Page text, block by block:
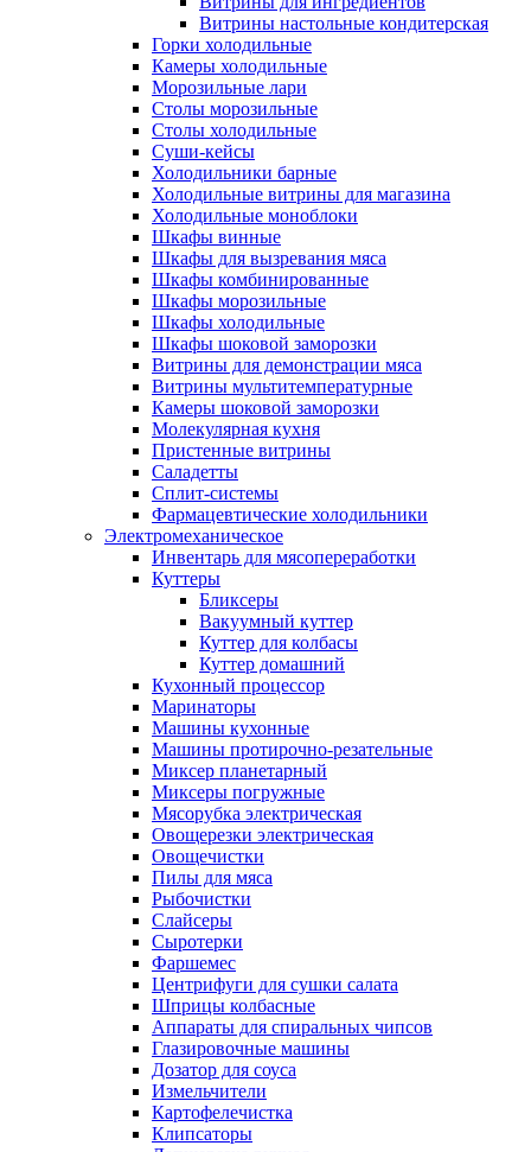
Витрины настольные кондитерская
Горки холодильные
Камеры холодильные
Морозильные лари
Столы морозильные
Столы холодильные
Суши-кейсы
Холодильники барные
Холодильные витрины для магазина
Холодильные моноблоки
Шкафы винные
Шкафы для вызревания мяса
Шкафы комбинированные
Шкафы морозильные
Шкафы холодильные
Шкафы шоковой заморозки
Витрины для демонстрации мяса
Витрины мультитемпературные
Камеры шоковой заморозки
Молекулярная кухня
Пристенные витрины
Саладетты
Сплит-системы
Фармацевтические холодильники
Электромеханическое
Инвентарь для мясопереработки
Куттеры
Бликсеры
Вакуумный куттер
Куттер для колбасы
Куттер домашний
Кухонный процессор
Маринаторы
Машины кухонные
Машины протирочно-резательные
Миксер планетарный
Миксеры погружные
Мясорубка электрическая
Овощерезки электрическая
Овощечистки
Пилы для мяса
Рыбочистки
Слайсеры
Сыротерки
Фаршемес
Центрифуги для сушки салата
Шприцы колбасные
Аппараты для спиральных чипсов
Глазировочные машины
Дозатор для соуса
Измельчители
Картофелечистка
Клипсаторы